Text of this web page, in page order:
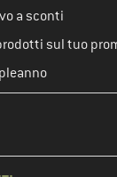
a sconti
sul tuo